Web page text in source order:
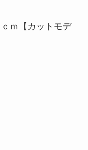
ｍ【カットモデ